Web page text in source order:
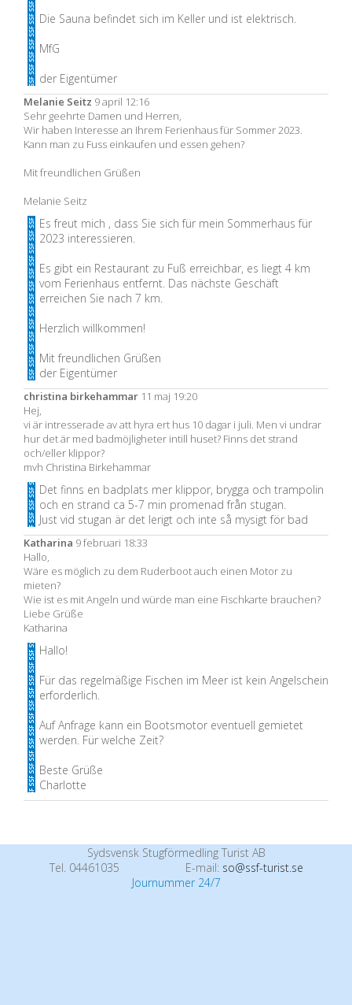
Die Sauna befindet sich im Keller und ist elektrisch.
MfG
der Eigentümer
Melanie Seitz 9 april 12:16
Sehr geehrte Damen und Herren,
Wir haben Interesse an Ihrem Ferienhaus für Sommer 2023.
Kann man zu Fuss einkaufen und essen gehen?
Mit freundlichen Grüßen
Melanie Seitz
Es freut mich , dass Sie sich für mein Sommerhaus für
2023 interessieren.
Es gibt ein Restaurant zu Fuß erreichbar, es liegt 4 km
vom Ferienhaus entfernt. Das nächste Geschäft
erreichen Sie nach 7 km.
Herzlich willkommen!
Mit freundlichen Grüßen
der Eigentümer
christina birkehammar 11 maj 19:20
Hej,
vi är intresserade av att hyra ert hus 10 dagar i juli. Men vi undrar
hur det är med badmöjligheter intill huset? Finns det strand
och/eller klippor?
mvh Christina Birkehammar
Det finns en badplats mer klippor, brygga och trampolin
och en strand ca 5-7 min promenad från stugan.
Just vid stugan är det lerigt och inte så mysigt för bad
Katharina 9 februari 18:33
Hallo,
Wäre es möglich zu dem Ruderboot auch einen Motor zu
mieten?
Wie ist es mit Angeln und würde man eine Fischkarte brauchen?
Liebe Grüße
Katharina
Hallo!
Für das regelmäßige Fischen im Meer ist kein Angelschein
erforderlich.
Auf Anfrage kann ein Bootsmotor eventuell gemietet
werden. Für welche Zeit?
Beste Grüße
Charlotte
Sydsvensk Stugförmedling Turist AB
Tel. 04461035
E-mail: so@ssf-turist.se
Journummer 24/7